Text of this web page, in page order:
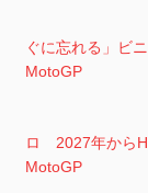
ぐに忘れる」ビ
MotoGP
ロ 2027年から
MotoGP